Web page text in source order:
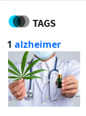
TAGS
1 alzheimer